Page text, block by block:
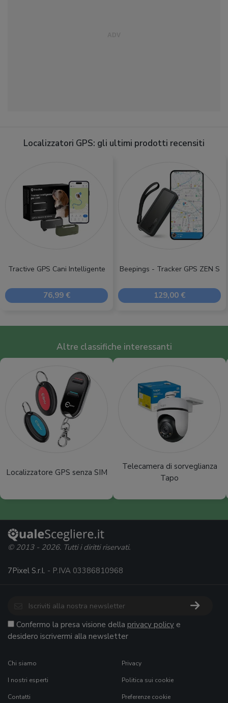
Localizzatori GPS: gli ultimi prodotti recensiti
Tractive GPS Cani Intelligente
76,99 €
Beepings - Tracker GPS ZEN S
129,00 €
Altre classifiche interessanti
Localizzatore GPS senza SIM
Telecamera di sorveglianza
Tapo
© 2013 - 2026. Tutti i diritti riservati.
7Pixel S.r.l. - P.IVA 03386810968
Confermo la presa visione della privacy policy e
desidero iscrivermi alla newsletter
Chi siamo
I nostri esperti
Contatti
Privacy
Politica sui cookie
Preferenze cookie